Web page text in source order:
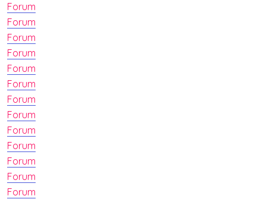
Forum
Forum
Forum
Forum
Forum
Forum
Forum
Forum
Forum
Forum
Forum
Forum
Forum